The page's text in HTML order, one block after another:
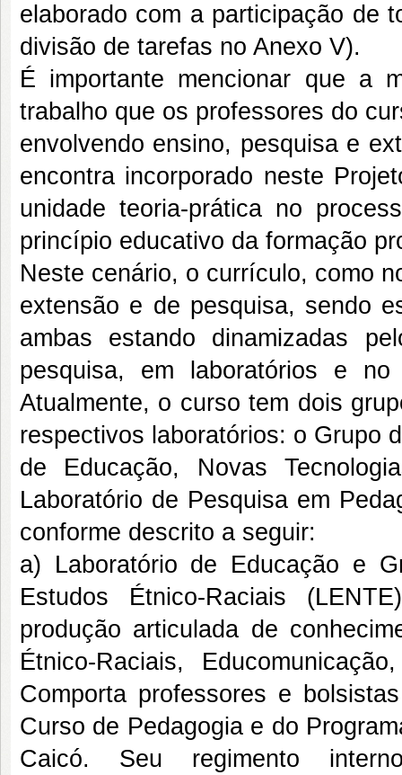
elaborado com a participação de
divisão de tarefas no Anexo V).
É importante mencionar que a
trabalho que os professores do
envolvendo ensino, pesquisa e
encontra incorporado neste
unidade teoria-prática no
princípio educativo da formação
Neste cenário, o currículo, como
extensão e de pesquisa, sendo
ambas estando dinamizadas
pesquisa, em laboratórios e
Atualmente, o curso tem dois
respectivos laboratórios: o Grupo
de Educação, Novas
Laboratório de Pesquisa em
conforme descrito a seguir:
a) Laboratório de Educação e
Estudos Étnico-Raciais
produção articulada de
Étnico-Raciais,
Comporta professores e
Curso de Pedagogia e do
Caicó. Seu regimento